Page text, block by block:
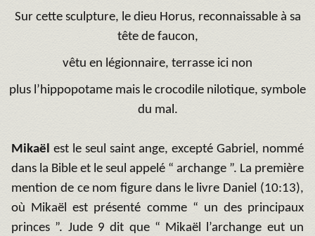
Sur cette sculpture, le dieu Horus, reconnaissable à sa
tête de faucon,
vêtu en légionnaire, terrasse ici non
plus l’hippopotame mais le crocodile nilotique, symbole
du mal.
Mikaël est le seul saint ange, excepté Gabriel, nommé
dans la Bible et le seul appelé “ archange ”. La première
mention de ce nom figure dans le livre Daniel (10:13),
où Mikaël est présenté comme “ un des principaux
princes ”. Jude 9 dit que “ Mikaël l’archange eut un